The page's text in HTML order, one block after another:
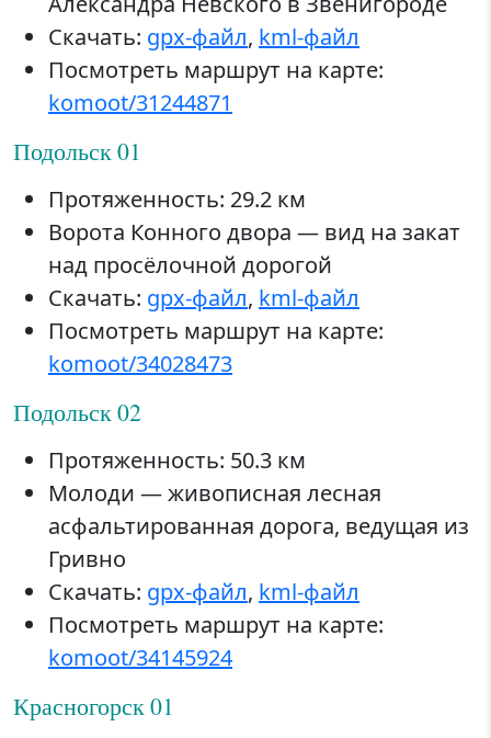
Скачать: gpx-файл, kml-файл
Посмотреть маршрут на карте:
komoot/31244871
Подольск 01
Протяженность: 29.2 км
Ворота Конного двора — вид на закат
над просёлочной дорогой
Скачать: gpx-файл, kml-файл
Посмотреть маршрут на карте:
komoot/34028473
Подольск 02
Протяженность: 50.3 км
Молоди — живописная лесная
асфальтированная дорога, ведущая из
Гривно
Скачать: gpx-файл, kml-файл
Посмотреть маршрут на карте:
komoot/34145924
Красногорск 01